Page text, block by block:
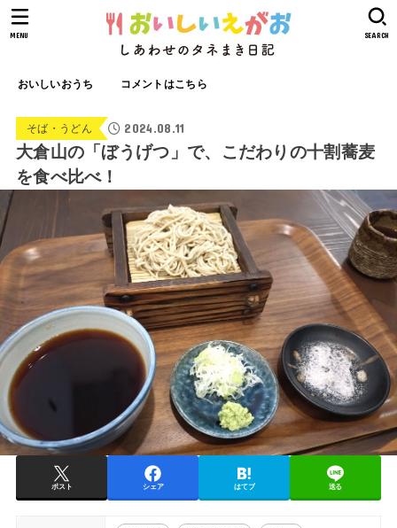
おいしいおうち コメントはこちら
SEARCH
MENU
そば・うどん 2024.08.11
大倉山の「ぼうげつ」で、こだわりの十割蕎麦
を食べ比べ！
ポスト シェア はてブ 送る